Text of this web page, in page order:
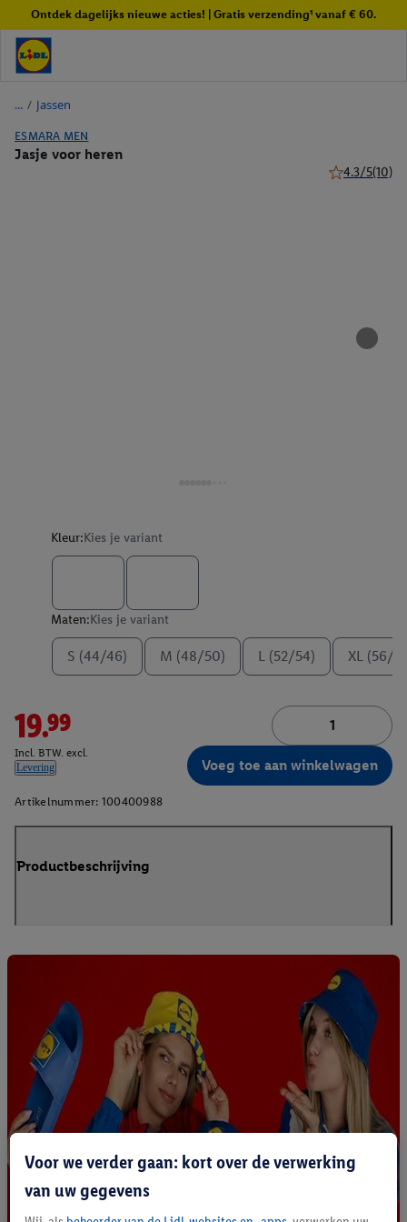
Ontdek dagelijks nieuwe acties! | Gratis verzending¹ vanaf € 60.
/ Jassen
ESMARA MEN
Jasje voor heren
4.3/5(10)
Kleur:Kies je variant
Maten:Kies je variant
S (44/46) M (48/50) L (52/54) XL (56/
19.99
Incl. BTW. excl.
Levering
Voeg toe aan winkelwagen
Artikelnummer: 100400988
Productbeschrijving
Voor we verder gaan: kort over de verwerking
van uw gegevens